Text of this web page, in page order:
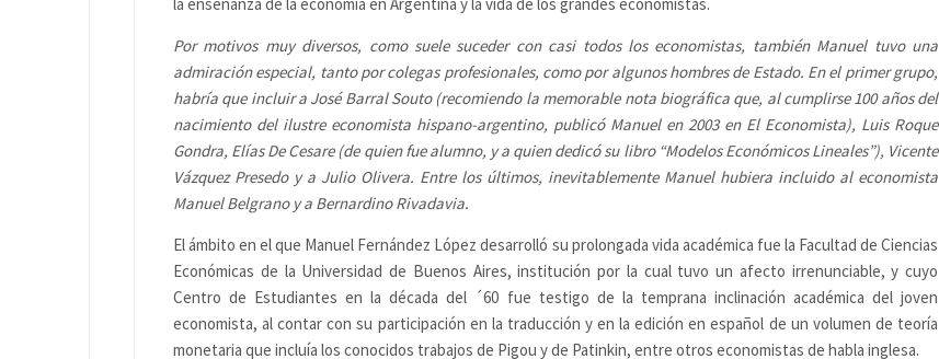
Por motivos muy diversos, como suele suceder con casi todos los economistas, también Manuel tuvo una
admiración especial, tanto por colegas profesionales, como por algunos hombres de Estado. En el primer grupo,
habría que incluir a José Barral Souto (recomiendo la memorable nota biográfica que, al cumplirse 100 años del
nacimiento del ilustre economista hispano-argentino, publicó Manuel en 2003 en El Economista), Luis Roque
Gondra, Elías De Cesare (de quien fue alumno, y a quien dedicó su libro “Modelos Económicos Lineales”), Vicente
Vázquez Presedo y a Julio Olivera. Entre los últimos, inevitablemente Manuel hubiera incluido al economista
Manuel Belgrano y a Bernardino Rivadavia.
El ámbito en el que Manuel Fernández López desarrolló su prolongada vida académica fue la Facultad de Ciencias
Económicas de la Universidad de Buenos Aires, institución por la cual tuvo un afecto irrenunciable, y cuyo
Centro de Estudiantes en la década del ´60 fue testigo de la temprana inclinación académica del joven
economista, al contar con su participación en la traducción y en la edición en español de un volumen de teoría
monetaria que incluía los conocidos trabajos de Pigou y de Patinkin, entre otros economistas de habla inglesa.